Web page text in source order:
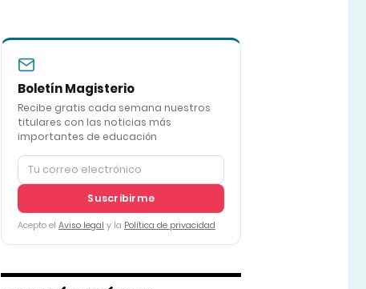
Boletín Magisterio
Recibe gratis cada semana nuestros
titulares con las noticias más
importantes de educación
Suscribirme
Acepto el Aviso legal y la Política de privacidad